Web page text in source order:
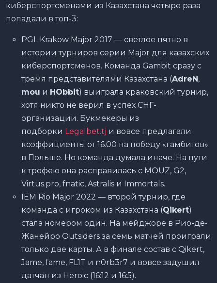
киберспортсменами из Казахстана четыре раза
попадали в топ-3:
PGL Krakow Major 2017 — светлое пятно в
истории турниров серии Major для казахских
киберспортсменов. Команда Gambit сразу с
тремя представителями Казахстана (AdreN,
mou и HObbit) выиграла краковский турнир,
хотя никто не верил в успех СНГ-
организации. Букмекеры из
подборки Legalbet.tj и вовсе предлагали
коэффициенты от 16.00 на победу «гамбитов»
в Польше. Но команда думала иначе. На пути
к трофею она расправилась с MOUZ, G2,
Virtus.pro, fnatic, Astralis и Immortals.
IEM Rio Major 2022 — второй турнир, где
команда с игроком из Казахстана (Qikert)
стала номером один. На мейджоре в Рио-де-
Жанейро Outsiders за семь матчей проиграли
только две карты. А в финале состав с Qikert,
Jame, fame, FL1T и n0rb3r7 и вовсе задушил
датчан из Heroic (16:12 и 16:5).